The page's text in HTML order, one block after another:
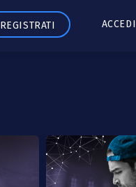
REGISTRATI ACCEDI